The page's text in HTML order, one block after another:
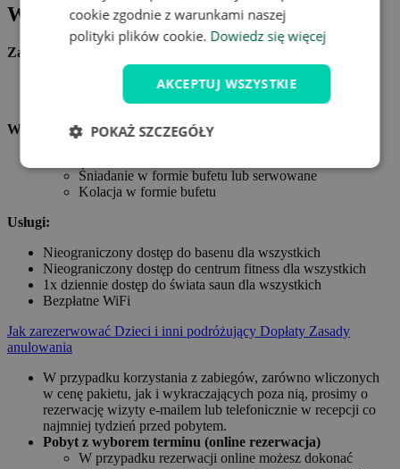
W cenie oferty
Zakwaterowanie:
Zakwaterowanie dla dwóch osób w pokoju rodzinnym w
Congress & Wellness Hotel Olšanka.****
Wyżywienie:
Śniadanie w formie bufetu lub serwowane
Kolacja w formie bufetu
Usługi:
Nieograniczony dostęp do basenu dla wszystkich
Nieograniczony dostęp do centrum fitness dla wszystkich
1x dziennie dostęp do świata saun dla wszystkich
Bezpłatne WiFi
Jak zarezerwować Dzieci i inni podróżujący Dopłaty Zasady
anulowania
W przypadku korzystania z zabiegów, zarówno wliczonych
w cenę pakietu, jak i wykraczających poza nią, prosimy o
rezerwację wizyty e-mailem lub telefonicznie w recepcji co
najmniej tydzień przed pobytem.
Pobyt z wyborem terminu (online rezerwacja)
W przypadku rezerwacji online możesz dokonać
cookie zgodnie z warunkami naszej
polityki plików cookie. Dowiedz się więcej
AKCEPTUJ WSZYSTKIE
POKAŻ SZCZEGÓŁY